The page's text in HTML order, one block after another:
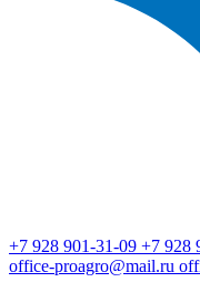
+7 928 901-31-09 +7 928
office-proagro@mail.ru